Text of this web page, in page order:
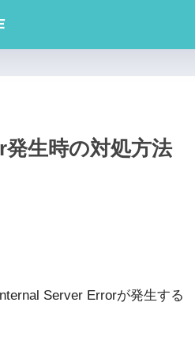
生時の対処方法
Server Errorが発生する